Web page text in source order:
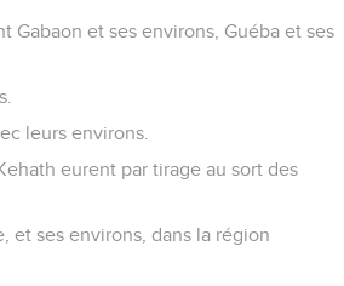
Gabaon et ses environs, Guéba et ses
leurs environs.
eurent par tirage au sort des
et ses environs, dans la région